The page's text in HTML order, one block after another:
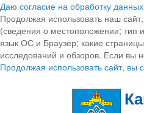
Даю согласие на обработку данных
Продолжая использовать наш
(сведения о местоположении; тип
язык ОС и Браузер; какие
исследований и обзоров. Если вы
Продолжая использовать сайт, вы